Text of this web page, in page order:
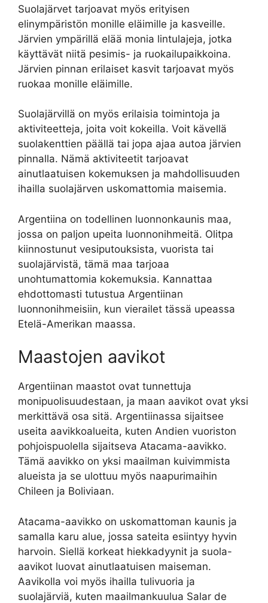
Suolajärvet tarjoavat myös erityisen
elinympäristön monille eläimille ja kasveille.
Järvien ympärillä elää monia lintulajeja, jotka
käyttävät niitä pesimis- ja ruokailupaikkoina.
Järvien pinnan erilaiset kasvit tarjoavat myös
ruokaa monille eläimille.
Suolajärvillä on myös erilaisia toimintoja ja
aktiviteetteja, joita voit kokeilla. Voit kävellä
suolakenttien päällä tai jopa ajaa autoa järvien
pinnalla. Nämä aktiviteetit tarjoavat
ainutlaatuisen kokemuksen ja mahdollisuuden
ihailla suolajärven uskomattomia maisemia.
Argentiina on todellinen luonnonkaunis maa,
jossa on paljon upeita luonnonihmeitä. Olitpa
kiinnostunut vesiputouksista, vuorista tai
suolajärvistä, tämä maa tarjoaa
unohtumattomia kokemuksia. Kannattaa
ehdottomasti tutustua Argentiinan
luonnonihmeisiin, kun vierailet tässä upeassa
Etelä-Amerikan maassa.
Maastojen aavikot
Argentiinan maastot ovat tunnettuja
monipuolisuudestaan, ja maan aavikot ovat yksi
merkittävä osa sitä. Argentiinassa sijaitsee
useita aavikkoalueita, kuten Andien vuoriston
pohjoispuolella sijaitseva Atacama-aavikko.
Tämä aavikko on yksi maailman kuivimmista
alueista ja se ulottuu myös naapurimaihin
Chileen ja Boliviaan.
Atacama-aavikko on uskomattoman kaunis ja
samalla karu alue, jossa sateita esiintyy hyvin
harvoin. Siellä korkeat hiekkadyynit ja suola-
aavikot luovat ainutlaatuisen maiseman.
Aavikolla voi myös ihailla tulivuoria ja
suolajärviä, kuten maailmankuulua Salar de